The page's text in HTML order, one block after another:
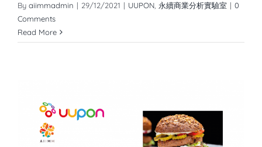
By aiimmadmin | 29/12/2021 | UUPON, 永續商業分析實驗室 | 0
Comments
Read More